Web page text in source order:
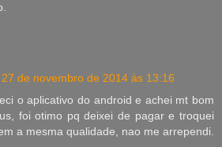
27 de novembro de 2014 às 13:16
o aplicativo do android e achei mt bom
foi otimo pq deixei de pagar e troquei
a mesma qualidade, nao me arrependi.